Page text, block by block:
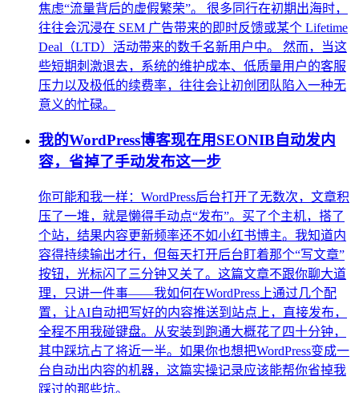
焦虑“流量背后的虚假繁荣”。 很多同行在初期出海时，
往往会沉浸在 SEM 广告带来的即时反馈或某个 Lifetime
Deal（LTD）活动带来的数千名新用户中。 然而，当这
些短期刺激退去，系统的维护成本、低质量用户的客服
压力以及极低的续费率，往往会让初创团队陷入一种无
意义的忙碌。
我的WordPress博客现在用SEONIB自动发内
容，省掉了手动发布这一步
你可能和我一样：WordPress后台打开了无数次，文章积
压了一堆，就是懒得手动点“发布”。买了个主机，搭了
个站，结果内容更新频率还不如小红书博主。我知道内
容得持续输出才行，但每天打开后台盯着那个“写文章”
按钮，光标闪了三分钟又关了。这篇文章不跟你聊大道
理，只讲一件事——我如何在WordPress上通过几个配
置，让AI自动把写好的内容推送到站点上，直接发布，
全程不用我碰键盘。从安装到跑通大概花了四十分钟，
其中踩坑占了将近一半。如果你也想把WordPress变成一
台自动出内容的机器，这篇实操记录应该能帮你省掉我
踩过的那些坑。